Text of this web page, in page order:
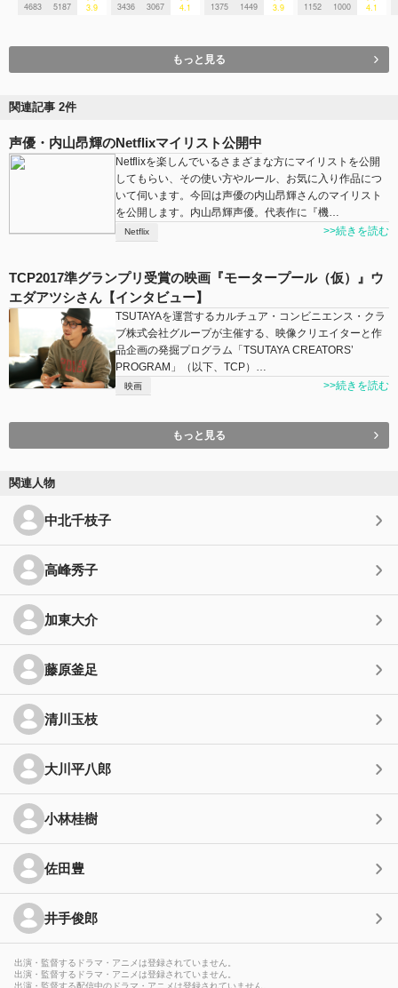
4683 5187 3.9 3436 3067 4.1 1375 1449 3.9 1152 1000 4.1
もっと見る
関連記事 2件
声優・内山昂輝のNetflixマイリスト公開中
Netflixを楽しんでいるさまざまな方にマイリストを公開
してもらい、その使い方やルール、お気に入り作品につ
いて伺います。今回は声優の内山昂輝さんのマイリスト
を公開します。内山昂輝声優。代表作に『機…
Netflix >>続きを読む
TCP2017準グランプリ受賞の映画『モータープール（仮）』ウ
エダアツシさん【インタビュー】
TSUTAYAを運営するカルチュア・コンビニエンス・クラ
ブ株式会社グループが主催する、映像クリエイターと作
品企画の発掘プログラム「TSUTAYA CREATORS’
PROGRAM」（以下、TCP）…
映画 >>続きを読む
もっと見る
関連人物
中北千枝子
高峰秀子
加東大介
藤原釜足
清川玉枝
大川平八郎
小林桂樹
佐田豊
井手俊郎
出演・監督するドラマ・アニメは登録されていません。
出演・監督するドラマ・アニメは登録されていません。
出演・監督する配信中のドラマ・アニメは登録されていません。